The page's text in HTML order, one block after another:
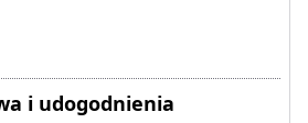
i udogodnienia